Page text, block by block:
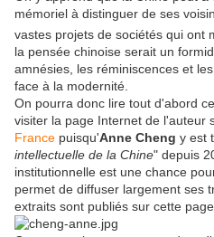
mémoriel à distinguer de ses
vastes projets de sociétés qui ont
la pensée chinoise serait un
amnésies, les réminiscences et
face à la modernité.
On pourra donc lire tout d'abord
visiter la page Internet de l'auteur
France puisqu'Anne Cheng y est
intellectuelle de la Chine" depuis
institutionnelle est une chance
permet de diffuser largement ses
extraits sont publiés sur cette page.